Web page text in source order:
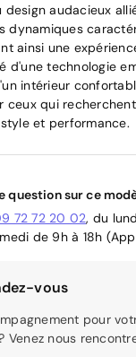
design audacieux
dynamiques
ainsi une
d'une technologie
intérieur
ceux qui
et performance.
question sur ce
72 72 20 02, du
de 9h à 18h
vous
pour
Venez nous